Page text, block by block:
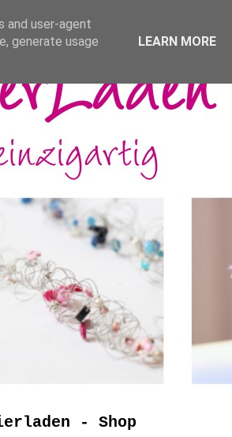
- Shop
and user-agent
generate usage
LEARN MORE